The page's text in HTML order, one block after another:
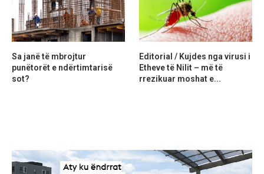
Sa janë të mbrojtur
punëtorët e ndërtimtarisë
sot?
Editorial / Kujdes nga virusi i
Etheve të Nilit – më të
rrezikuar moshat e...